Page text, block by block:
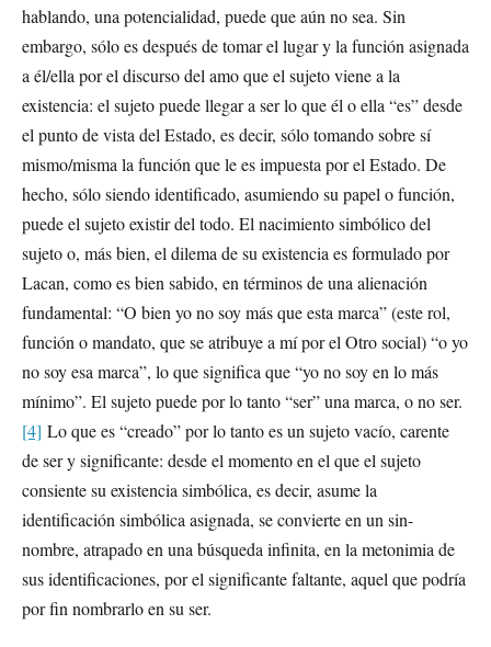
hablando, una potencialidad, puede que aún no sea. Sin
embargo, sólo es después de tomar el lugar y la función asignada
a él/ella por el discurso del amo que el sujeto viene a la
existencia: el sujeto puede llegar a ser lo que él o ella “es” desde
el punto de vista del Estado, es decir, sólo tomando sobre sí
mismo/misma la función que le es impuesta por el Estado. De
hecho, sólo siendo identificado, asumiendo su papel o función,
puede el sujeto existir del todo. El nacimiento simbólico del
sujeto o, más bien, el dilema de su existencia es formulado por
Lacan, como es bien sabido, en términos de una alienación
fundamental: “O bien yo no soy más que esta marca” (este rol,
función o mandato, que se atribuye a mí por el Otro social) “o yo
no soy esa marca”, lo que significa que “yo no soy en lo más
mínimo”. El sujeto puede por lo tanto “ser” una marca, o no ser.
[4] Lo que es “creado” por lo tanto es un sujeto vacío, carente
de ser y significante: desde el momento en el que el sujeto
consiente su existencia simbólica, es decir, asume la
identificación simbólica asignada, se convierte en un sin-
nombre, atrapado en una búsqueda infinita, en la metonimia de
sus identificaciones, por el significante faltante, aquel que podría
por fin nombrarlo en su ser.